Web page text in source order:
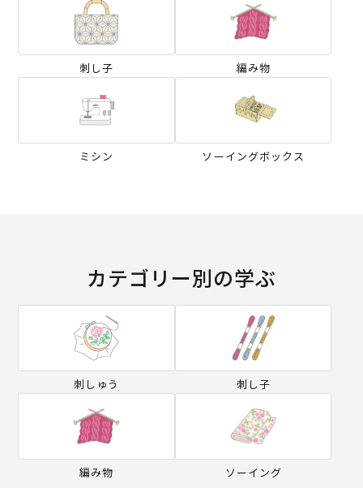
刺し子 編み物
ミシン ソーイングボックス
カテゴリー別の学ぶ
刺しゅう 刺し子
編み物 ソーイング